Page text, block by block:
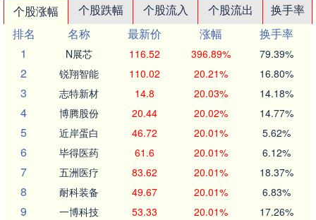
个股涨幅 个股跌幅 个股流入 个股流出
换手率
排名
名称 最新价 涨幅
换手率
1
N展芯 116.52 396.89% 79.39%
2 锐翔智能 110.02 20.21% 16.80%
3 志特新材 14.8 20.03% 14.18%
4 博腾股份 20.44 20.02% 14.77%
5 近岸蛋白 46.72 20.01% 5.62%
6 毕得医药 61.6 20.01% 6.12%
7 五洲医疗 83.62 20.01% 18.37%
8 耐科装备 49.67 20.01% 6.83%
9 一博科技 53.33 20.01% 17.26%